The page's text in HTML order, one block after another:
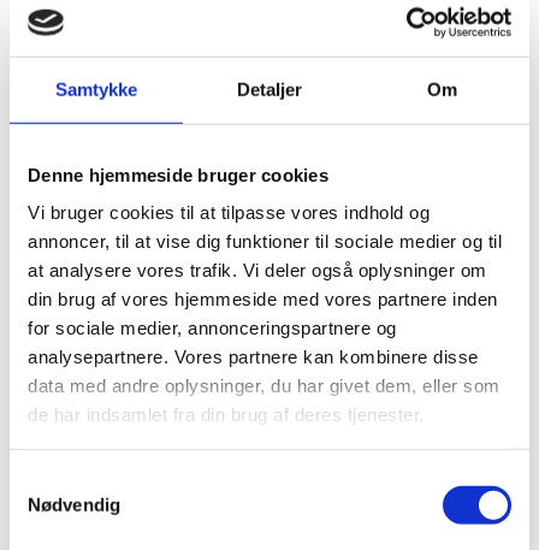
Samtykke Detaljer Om
Denne hjemmeside bruger cookies
Vi bruger cookies til at tilpasse vores indhold og
annoncer, til at vise dig funktioner til sociale medier og til
at analysere vores trafik. Vi deler også oplysninger om
din brug af vores hjemmeside med vores partnere inden
for sociale medier, annonceringspartnere og
analysepartnere. Vores partnere kan kombinere disse
data med andre oplysninger, du har givet dem, eller som
de har indsamlet fra din brug af deres tjenester.
Nødvendig
BEREGN PRIS
Forside
Priser
Erhverv
Om
os